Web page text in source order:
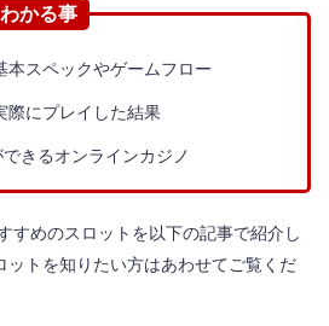
のボーナス獲得が重要！
（ブラッドサッカーズ）
ッキーニッキー！
かる事
本スペックやゲームフロー
際にプレイした結果
きるオンラインカジノ
すめのスロットを以下の記事で紹介し
ットを知りたい方はあわせてご覧くだ